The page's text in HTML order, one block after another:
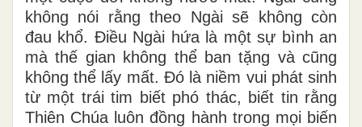
không nói rằng theo Ngài sẽ không còn
đau khổ. Điều Ngài hứa là một sự bình an
mà thế gian không thể ban tặng và cũng
không thể lấy mất. Đó là niềm vui phát sinh
từ một trái tim biết phó thác, biết tin rằng
Thiên Chúa luôn đồng hành trong mọi biến